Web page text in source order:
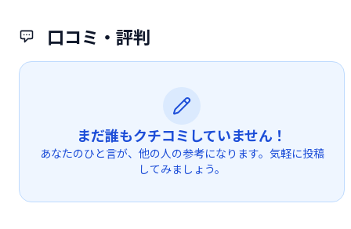
口コミ・評判
まだ誰もクチコミしていません！
あなたのひと言が、他の人の参考になります。気軽に投稿
してみましょう。